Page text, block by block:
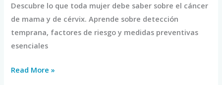
Descubre lo que toda mujer debe saber sobre el cáncer
de mama y de cérvix. Aprende sobre detección
temprana, factores de riesgo y medidas preventivas
esenciales
Read More »